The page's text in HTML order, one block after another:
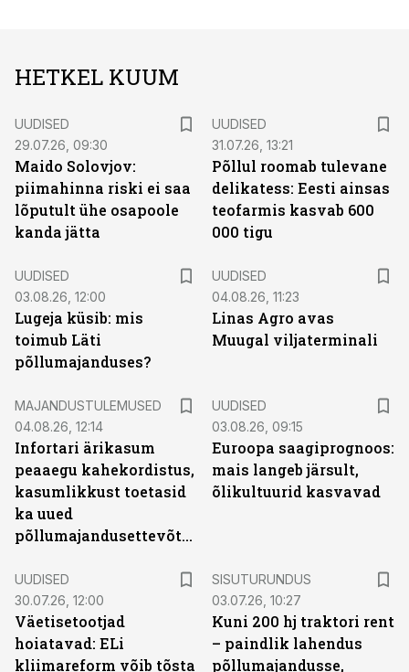
HETKEL KUUM
UUDISED
29.07.26, 09:30
Maido Solovjov:
piimahinna riski ei saa
lõputult ühe osapoole
kanda jätta
UUDISED
31.07.26, 13:21
Põllul roomab tulevane
delikatess: Eesti ainsas
teofarmis kasvab 600
000 tigu
UUDISED
03.08.26, 12:00
Lugeja küsib: mis
toimub Läti
põllumajanduses?
UUDISED
04.08.26, 11:23
Linas Agro avas
Muugal viljaterminali
MAJANDUSTULEMUSED
04.08.26, 12:14
Infortari ärikasum
peaaegu kahekordistus,
kasumlikkust toetasid
ka uued
põllumajandusettevõtted
UUDISED
03.08.26, 09:15
Euroopa saagiprognoos:
mais langeb järsult,
õlikultuurid kasvavad
UUDISED
30.07.26, 12:00
Väetisetootjad
hoiatavad: ELi
kliimareform võib tõsta
SISUTURUNDUS
03.07.26, 10:27
Kuni 200 hj traktori rent
– paindlik lahendus
põllumajandusse,